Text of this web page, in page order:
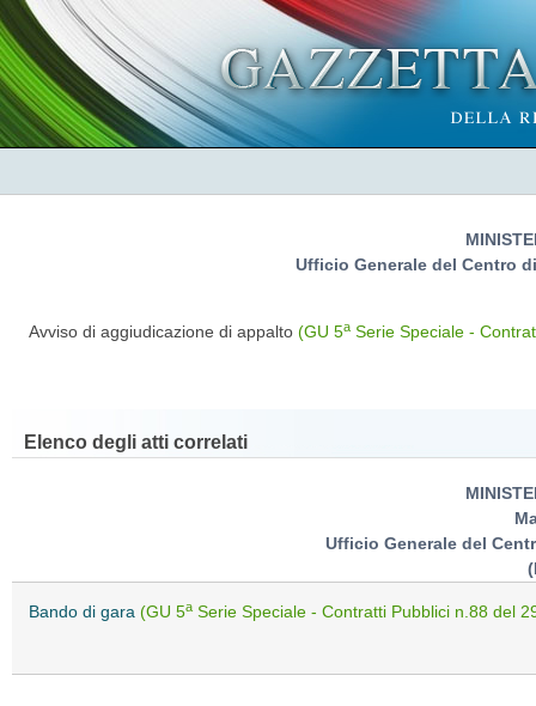
Ufficio Generale del Centro
Avviso di aggiudicazione di appalto (GU 5a Serie Speciale -
Elenco degli atti correlati
Ufficio Generale del
Bando di gara (GU 5a Serie Speciale - Contratti Pubblici n.88 del